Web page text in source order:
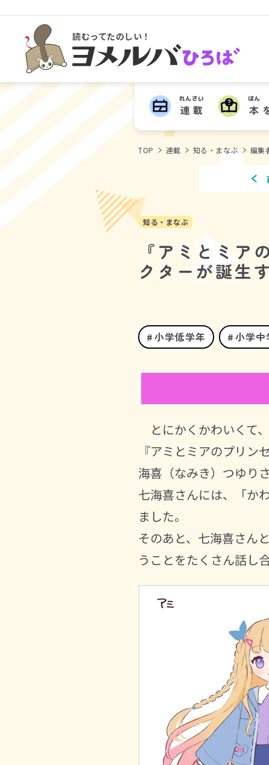
読むってたのしい！
ヨメルバひろば
連載
れんさい
本
ほん
TOP 連載 知る・まなぶ 編集
知る・まなぶ
『アミとミア
クターが誕生
小学低学年 小学中
とにかくかわいくて
『アミとミアのプリ
海喜（なみき）つゆり
七海喜さんには、「か
ました。
そのあと、七海喜さん
うことをたくさん話し